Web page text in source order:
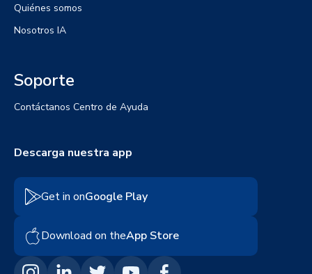
Quiénes somos
Nosotros IA
Soporte
Contáctanos Centro de Ayuda
Descarga nuestra app
Get in onGoogle Play
Download on theApp Store